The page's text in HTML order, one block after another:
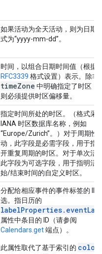
如果活动为全天活动，则为日期
式为“yyyy-mm-dd”。
时间，以组合日期时间值（根据
RFC3339 格式设置）表示。除非
timeZone 中明确指定了时区，
则必须提供时区偏移量。
指定时间所处的时区。（格式采
IANA 时区数据库名称，例如
“Europe/Zurich”。）对于周期性
动，此字段是必需字段，用于指
开重复周期的时区。对于单次活
此字段为可选字段，用于指明活
始/结束时间的自定义时区。
分配给相应事件的事件标签的 ID
选。指日历的
属性中条目的 ID（请参阅
Calendars.get端点）。
此属性取代了基于索引的